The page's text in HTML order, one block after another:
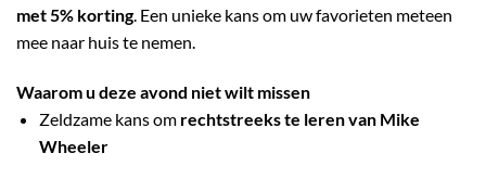
met 5% korting. Een unieke kans om uw favorieten meteen
mee naar huis te nemen.
Waarom u deze avond niet wilt missen
Zeldzame kans om rechtstreeks te leren van Mike
Wheeler